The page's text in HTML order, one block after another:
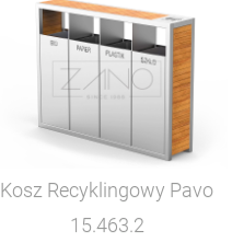
Kosz Recyklingowy Pavo
15.463.2